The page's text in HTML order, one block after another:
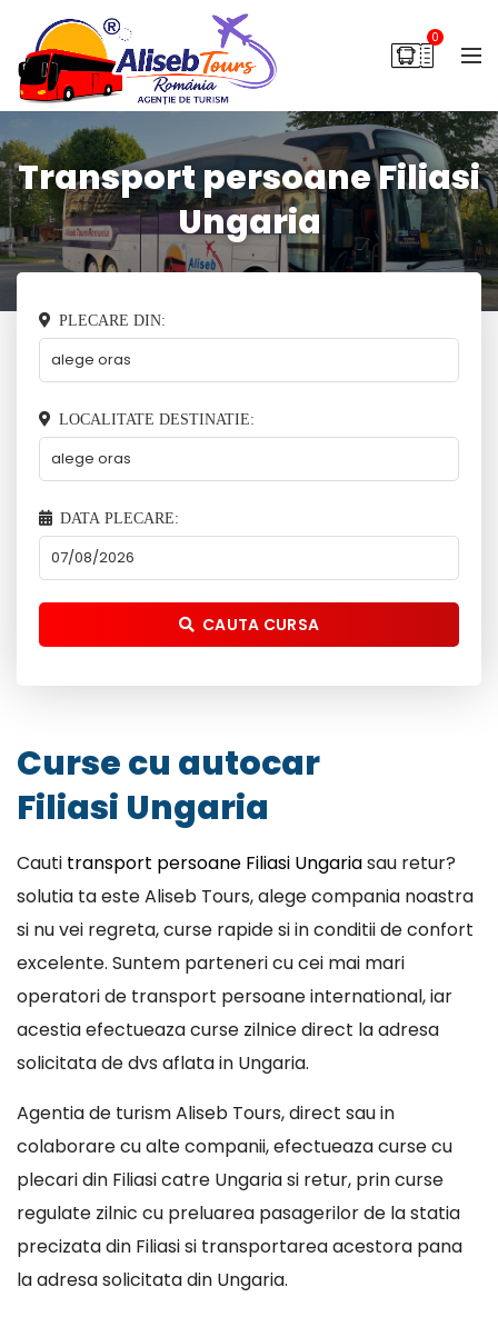
0
Transport persoane Filiasi
Ungaria
PLECARE DIN:
LOCALITATE DESTINATIE:
DATA PLECARE:
CAUTA CURSA
Curse cu autocar
Filiasi Ungaria
Cauti transport persoane Filiasi Ungariasau retur?
solutia ta este Aliseb Tours, alege compania noastra
si nu vei regreta, curse rapide si in conditii de confort
excelente. Suntem parteneri cu cei mai mari
operatori de transport persoane international, iar
acestia efectueaza curse zilnice direct la adresa
solicitata de dvs aflata in Ungaria.
Agentia de turism Aliseb Tours, direct sau in
colaborare cu alte companii, efectueaza curse cu
plecari din Filiasi catre Ungaria si retur, prin curse
regulate zilnic cu preluarea pasagerilor de la statia
precizata din Filiasi si transportarea acestora pana
la adresa solicitata din Ungaria.